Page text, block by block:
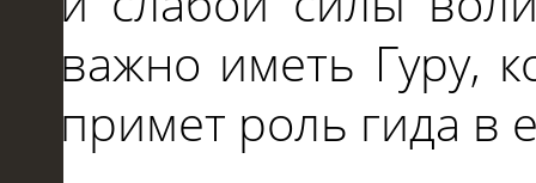
важно иметь Гуру,
примет роль гида в